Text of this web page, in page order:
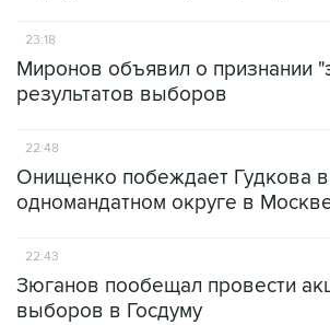
23:18
Миронов объявил о признании
результатов выборов
22:48
Онищенко побеждает Гудкова
одномандатном округе в
22:43
Зюганов пообещал провести
выборов в Госдуму